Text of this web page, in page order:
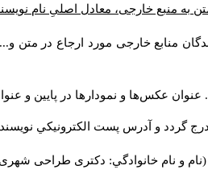
به منبع خارجی، معادل اصلیِ نام
منابع خارجی مورد ارجاع در
عکس‌ها و نمودارها در پایین و
گردد و آدرس پست الكترونيكي
و نام خانوادگي: دکتری طراحی